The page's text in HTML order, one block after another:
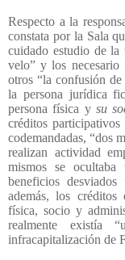
Respecto a la
constata por la Sala
cuidado estudio de la
velo” y los necesario
otros “la confusión
la persona jurídica
persona física y su
créditos
codemandadas, “dos
realizan actividad
mismos se
beneficios
además, los créditos
física, socio y
realmente existía
infracapitalización de